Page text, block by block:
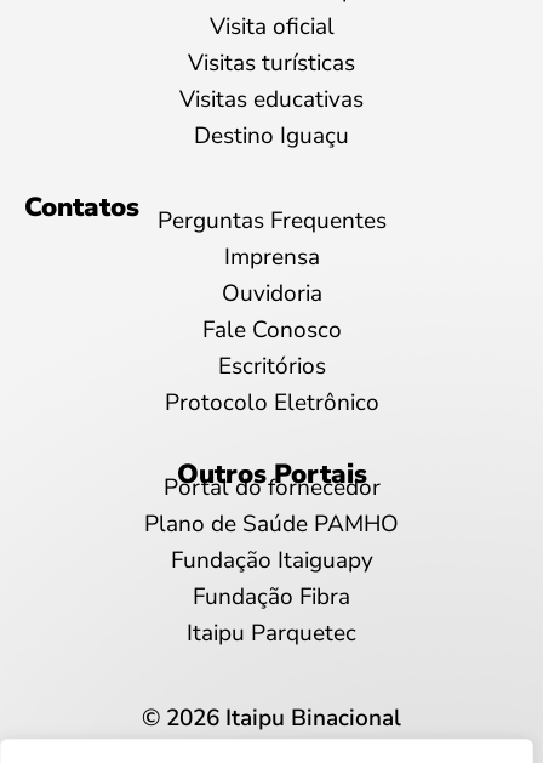
Visita oficial
Visitas turísticas
Visitas educativas
Destino Iguaçu
Contatos
Perguntas Frequentes
Imprensa
Ouvidoria
Fale Conosco
Escritórios
Protocolo Eletrônico
Outros Portais
Portal do fornecedor
Plano de Saúde PAMHO
Fundação Itaiguapy
Fundação Fibra
Itaipu Parquetec
© 2026 Itaipu Binacional